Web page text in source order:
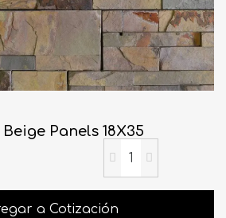
Panels 18X35
a Cotización